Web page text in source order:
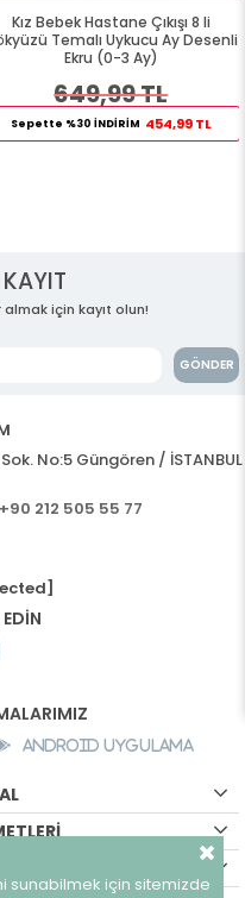
Kız Bebek Hastane Çıkışı 8 li
Temalı Uykucu Ay Desenli
Ekru (0-3 Ay)
649,99 TL
Sepette %30 İNDİRİM 454,99 TL
için kayıt olun!
GÖNDER
No:5 Güngören / İSTANBUL
+90 212 505 55 77
Android Uygulama
sunabilmek için sitemizde